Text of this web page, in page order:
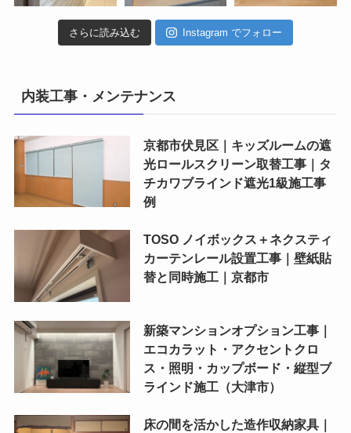
さらに読み込む Instagram でフォロー
内装工事・メンテナンス
京都市伏見区｜キッズルームの遮
光ロールスクリーン取替工事｜タ
チカワブラインド遮光1級施工事
例
TOSO ノイボックス＋ネクスティ
カーテンレール設置工事｜壁紙貼
替と同時施工｜京都市
新築マンションオプション工事｜
エコカラット・アクセントクロ
ス・照明・カップボード・縦型ブ
ラインド施工（大津市）
床の間を活かした造作収納家具｜